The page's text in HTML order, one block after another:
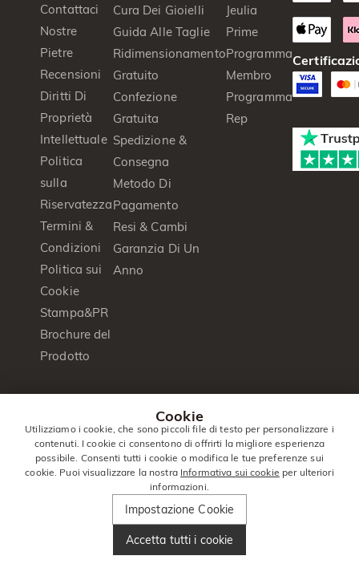
Contattaci
Nostre
Pietre
Recensioni
Diritti Di
Proprietà
Intellettuale
Politica
sulla
Riservatezza
Termini &
Condizioni
Politica sui
Cookie
Stampa&PR
Brochure del
Prodotto
Cura Dei Gioielli
Guida Alle Taglie
Ridimensionamento
Gratuito
Confezione
Gratuita
Spedizione &
Consegna
Metodo Di
Pagamento
Resi & Cambi
Garanzia Di Un
Anno
Jeulia
Prime
Programma
Membro
Programma
Rep
2026
Jewelry
Riservati.
Italia|Italiano(it)|EUR €
Cookie
Utilizziamo i cookie, che sono piccoli file di testo per personalizzare i
contenuti. I cookie ci consentono di offrirti la migliore esperienza
possibile. Consenti tutti i cookie o modifica le tue preferenze sui
cookie. Puoi visualizzare la nostra Informativa sui cookie per ulteriori
informazioni.
Impostazione Cookie
Accetta tutti i cookie